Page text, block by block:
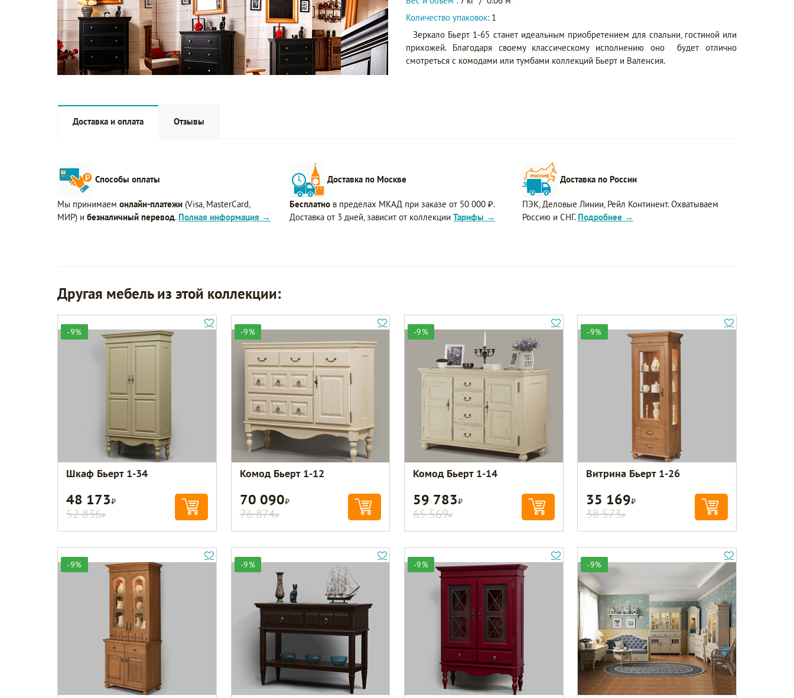
Количество упаковок: 1
Зеркало Бьерт 1-65 станет идеальным приобретением для спальни, гостиной или
прихожей. Благодаря своему классическому исполнению оно будет отлично
смотреться с комодами или тумбами коллекций Бьерт и Валенсия.
Доставка и оплата Отзывы
Способы оплаты
Мы принимаем онлайн-платежи (Visa, MasterCard,
МИР) и безналичный перевод. Полная информация →
Доставка по Москве
Бесплатно в пределах МКАД при заказе от 50 000 ₽.
Доставка от 3 дней, зависит от коллекцииТарифы →
Доставка по России
ПЭК, Деловые Линии, Рейл Континент. Охватываем
Россию и СНГ. Подробнее →
Другая мебель из этой коллекции:
-9%
Шкаф Бьерт 1-34
48 173Р
52 836Р
-9%
Комод Бьерт 1-12
70 090Р
76 874Р
-9%
Комод Бьерт 1-14
59 783Р
65 569Р
-9%
Витрина Бьерт 1-26
35 169Р
38 573Р
-9% -9% -9% -9%